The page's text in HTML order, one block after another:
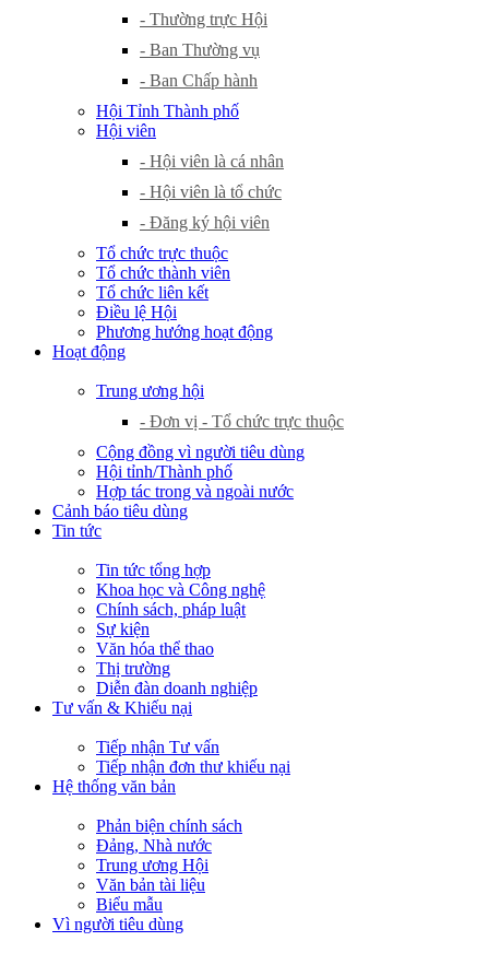
- Thường trực Hội
- Ban Thường vụ
- Ban Chấp hành
Hội Tỉnh Thành phố
Hội viên
- Hội viên là cá nhân
- Hội viên là tổ chức
- Đăng ký hội viên
Tổ chức trực thuộc
Tổ chức thành viên
Tổ chức liên kết
Điều lệ Hội
Phương hướng hoạt động
Hoạt động
Trung ương hội
- Đơn vị - Tổ chức trực thuộc
Cộng đồng vì người tiêu dùng
Hội tỉnh/Thành phố
Hợp tác trong và ngoài nước
Cảnh báo tiêu dùng
Tin tức
Tin tức tổng hợp
Khoa học và Công nghệ
Chính sách, pháp luật
Sự kiện
Văn hóa thể thao
Thị trường
Diễn đàn doanh nghiệp
Tư vấn & Khiếu nại
Tiếp nhận Tư vấn
Tiếp nhận đơn thư khiếu nại
Hệ thống văn bản
Phản biện chính sách
Đảng, Nhà nước
Trung ương Hội
Văn bản tài liệu
Biểu mẫu
Vì người tiêu dùng